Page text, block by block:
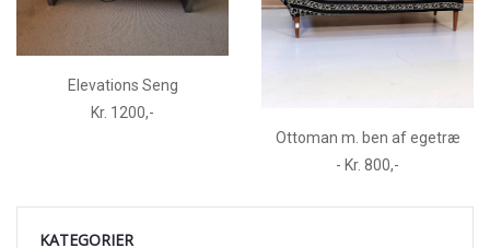
Elevations Seng
Kr. 1200,-
Ottoman m. ben af egetræ
- Kr. 800,-
KATEGORIER